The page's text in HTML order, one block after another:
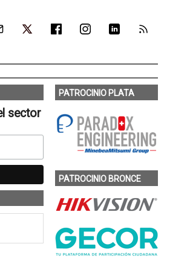
sector
PATROCINIO PLATA
PATROCINIO BRONCE